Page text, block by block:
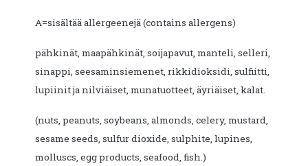
A=sisältää allergeenejä (contains allergens)
pähkinät, maapähkinät, soijapavut, manteli, selleri,
sinappi, seesaminsiemenet, rikkidioksidi, sulfiitti,
lupiinit ja nilviäiset, munatuotteet, äyriäiset, kalat.
(nuts, peanuts, soybeans, almonds, celery, mustard,
sesame seeds, sulfur dioxide, sulphite, lupines,
molluscs, egg products, seafood, fish.)